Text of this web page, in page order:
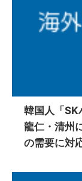
韓国人「
龍仁・清州
の需要に対